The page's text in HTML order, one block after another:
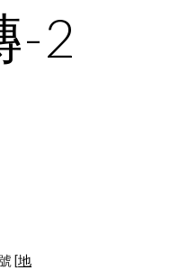
-2
[
地